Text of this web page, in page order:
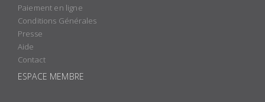
Paiement en ligne
Conditions Générales
Presse
Aide
Contact
ESPACE MEMBRE